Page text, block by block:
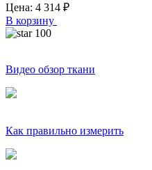
Цена: 4 314 ₽
В корзину
100
Видео обзор ткани
Как правильно измерить